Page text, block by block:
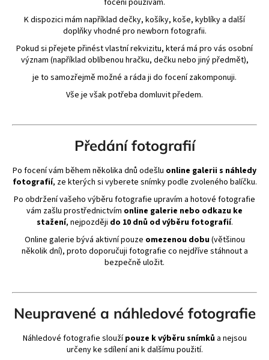
focení používám.
K dispozici mám například dečky, košíky, koše, kyblíky a další
doplňky vhodné pro newborn fotografii.
Pokud si přejete přinést vlastní rekvizitu, která má pro vás osobní
význam (například oblíbenou hračku, dečku nebo jiný předmět),
je to samozřejmě možné a ráda ji do focení zakomponuji.
Vše je však potřeba domluvit předem.
Předání fotografií
Po focení vám během několika dnů odešlu online galerii s náhledy
fotografií, ze kterých si vyberete snímky podle zvoleného balíčku.
Po obdržení vašeho výběru fotografie upravím a hotové fotografie
vám zašlu prostřednictvím online galerie nebo odkazu ke
stažení, nejpozději do 10 dnů od výběru fotografií.
Online galerie bývá aktivní pouze omezenou dobu(většinou
několik dní), proto doporučuji fotografie co nejdříve stáhnout a
bezpečně uložit.
Neupravené a náhledové fotografie
Náhledové fotografie sloužípouze k výběru snímkůa nejsou
určeny ke sdílení ani k dalšímu použití.